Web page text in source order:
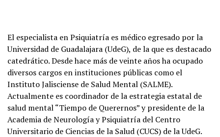
El especialista en Psiquiatría es médico egresado por la
Universidad de Guadalajara (UdeG), de la que es destacado
catedrático. Desde hace más de veinte años ha ocupado
diversos cargos en instituciones públicas como el
Instituto Jalisciense de Salud Mental (SALME).
Actualmente es coordinador de la estrategia estatal de
salud mental “Tiempo de Querernos” y presidente de la
Academia de Neurología y Psiquiatría del Centro
Universitario de Ciencias de la Salud (CUCS) de la UdeG.